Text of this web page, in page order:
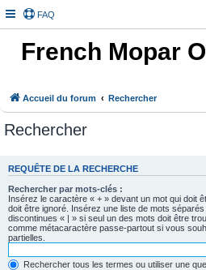
FAQ
French Mopar
Accueil du forum Rechercher
Rechercher
REQUÊTE DE LA RECHERCHE
Rechercher par mots-clés :
Insérez le caractère « + » devant un mot qui doit
doit être ignoré. Insérez une liste de mots
discontinues « | » si seul un des mots doit être
comme métacaractère passe-partout si vous
partielles.
Rechercher tous les termes ou utiliser une